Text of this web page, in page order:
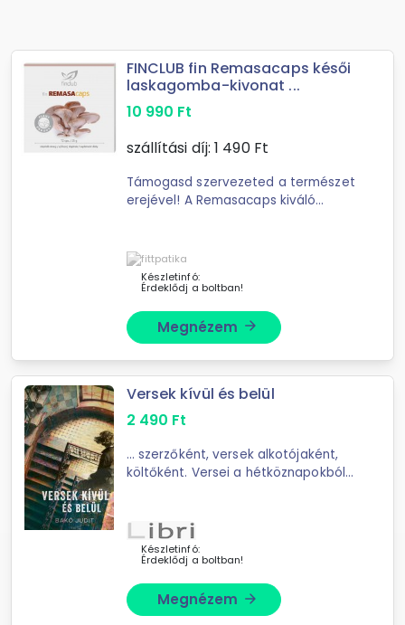
FINCLUB fin Remasacaps késői
laskagomba-kivonat ...
10 990 Ft
szállítási díj: 1 490Ft
Támogasd szervezeted a természet
erejével! A Remasacaps kiváló
Készletinfó:
Érdeklődj a boltban!
Megnézem arrow_forward
Versek kívül és belül
2 490 Ft
... szerzőként, versek alkotójaként,
költőként. Versei a hétköznapokból
bújnak, érzelmek akár egy ...
Készletinfó:
Érdeklődj a boltban!
Megnézem arrow_forward